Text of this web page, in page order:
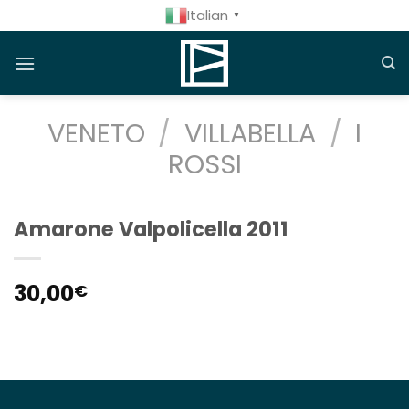
ai
contenuti
Italian ▼
VENETO / VILLABELLA / I
ROSSI
Amarone Valpolicella 2011
30,00€